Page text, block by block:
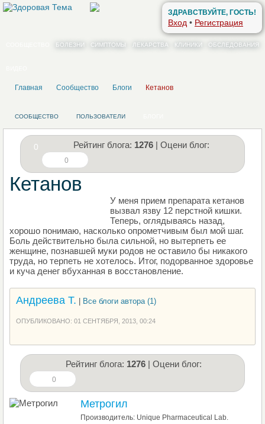
ЗДРАВСТВУЙТЕ, ГОСТЬ!
Вход • Регистрация
БОЛЕЗНИ СИМПТОМЫ ЛЕКАРСТВА КЛИНИКИ ОБСЛЕДОВАНИЯ
Главная Сообщество Блоги Кетанов
СООБЩЕСТВО ПОЛЬЗОВАТЕЛИ
0 Рейтинг блога: 1276 | Оцени блог:
0
Кетанов
У меня прием препарата кетанов
вызвал язву 12 перстной кишки.
Теперь, оглядываясь назад,
хорошо понимаю, насколько опрометчивым был мой шаг.
Боль действительно была сильной, но вытерпеть ее
женщине, познавшей муки родов не оставило бы никакого
труда, но терпеть не хотелось. Итог, подорванное здоровье
и куча денег вбуханная в восстановление.
Андреева Т. Все блоги автора (1)
ОПУБЛИКОВАНО: 01 СЕНТЯБРЯ, 2013, 00:24
Рейтинг блога: 1276 | Оцени блог:
0
Метрогил
Производитель: Unique Pharmaceutical Lab.